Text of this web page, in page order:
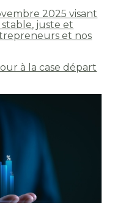
2025 visant
juste et
et nos
à la case départ